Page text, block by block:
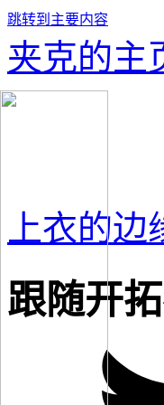
跳转到主要内容
夹克的主
上衣的边
跟随开